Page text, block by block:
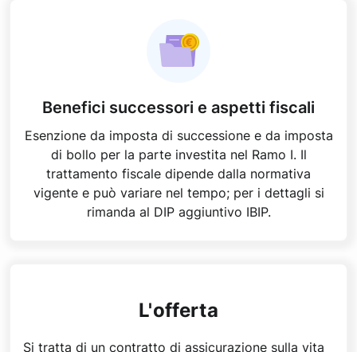
Benefici successori e aspetti fiscali
Esenzione da imposta di successione e da imposta
di bollo per la parte investita nel Ramo I. Il
trattamento fiscale dipende dalla normativa
vigente e può variare nel tempo; per i dettagli si
rimanda al DIP aggiuntivo IBIP.
L'offerta
Si tratta di un contratto di assicurazione sulla vita